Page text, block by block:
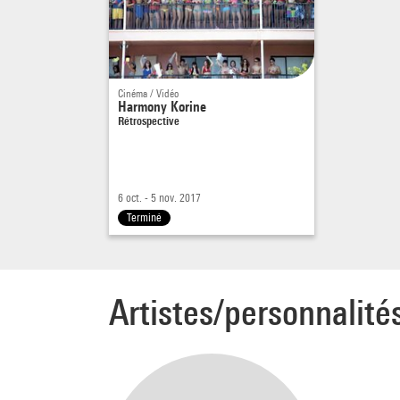
Cinéma / Vidéo
Harmony Korine
Rétrospective
6 oct. - 5 nov. 2017
Terminé
Artistes/